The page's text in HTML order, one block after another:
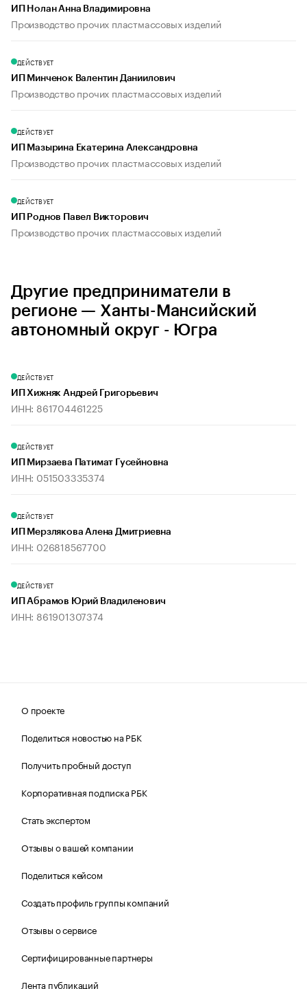
ИП Нолан Анна Владимировна
Производство прочих пластмассовых изделий
ДЕЙСТВУЕТ
ИП Минченок Валентин Даниилович
Производство прочих пластмассовых изделий
ДЕЙСТВУЕТ
ИП Мазырина Екатерина Александровна
Производство прочих пластмассовых изделий
ДЕЙСТВУЕТ
ИП Роднов Павел Викторович
Производство прочих пластмассовых изделий
Другие предприниматели в
регионе — Ханты-Мансийский
автономный округ - Югра
ДЕЙСТВУЕТ
ИП Хижняк Андрей Григорьевич
ИНН: 861704461225
ДЕЙСТВУЕТ
ИП Мирзаева Патимат Гусейновна
ИНН: 051503335374
ДЕЙСТВУЕТ
ИП Мерзлякова Алена Дмитриевна
ИНН: 026818567700
ДЕЙСТВУЕТ
ИП Абрамов Юрий Владиленович
ИНН: 861901307374
О проекте
Поделиться новостью на РБК
Получить пробный доступ
Корпоративная подписка РБК
Стать экспертом
Отзывы о вашей компании
Поделиться кейсом
Создать профиль группы компаний
Отзывы о сервисе
Сертифицированные партнеры
Лента публикаций